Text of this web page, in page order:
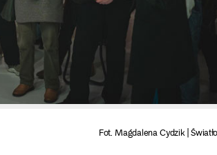
Fot. Magdalena Cydzik |